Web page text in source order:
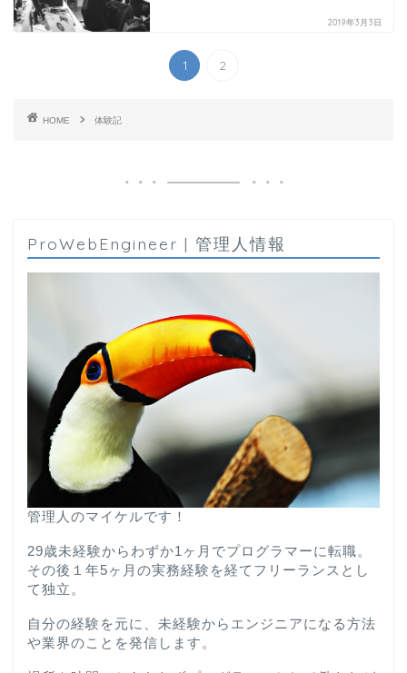
2019年3月3日
1 2
HOME 体験記
ProWebEngineer | 管理人情報
管理人のマイケルです！
29歳未経験からわずか1ヶ月でプログラマーに転職。
その後１年5ヶ月の実務経験を経てフリーランスとし
て独立。
自分の経験を元に、未経験からエンジニアになる方法
や業界のことを発信します。